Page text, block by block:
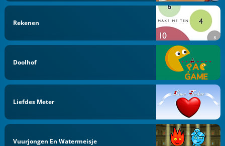
Rekenen
Doolhof
Liefdes Meter
Vuurjongen En Watermeisje